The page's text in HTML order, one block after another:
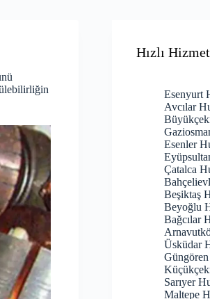
Hızlı
Esenyurt
Avcılar
Esenler
Çatalca
Beşiktaş
Beyoğlu
Bağcılar
Üsküdar
Güngören
Sarıyer
Maltepe